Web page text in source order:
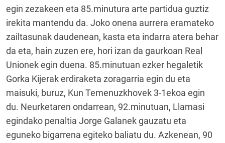
egin zezakeen eta 85.minutura arte partidua guztiz
irekita mantendu da. Joko onena aurrera eramateko
zailtasunak daudenean, kasta eta indarra atera behar
da eta, hain zuzen ere, hori izan da gaurkoan Real
Unionek egin duena. 85.minutuan ezker hegaletik
Gorka Kijerak erdiraketa zoragarria egin du eta
maisuki, buruz, Kun Temenuzkhovek 3-1ekoa egin
du. Neurketaren ondarrean, 92.minutuan, Llamasi
egindako penaltia Jorge Galanek gauzatu eta
eguneko bigarrena egiteko baliatu du. Azkenean, 90